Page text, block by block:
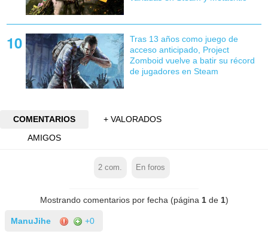
Tras 13 años como juego de
acceso anticipado, Project
Zomboid vuelve a batir su récord
de jugadores en Steam
COMENTARIOS
+ VALORADOS
AMIGOS
2 com. En foros
Mostrando comentarios por fecha (página 1de 1)
ManuJihe +0